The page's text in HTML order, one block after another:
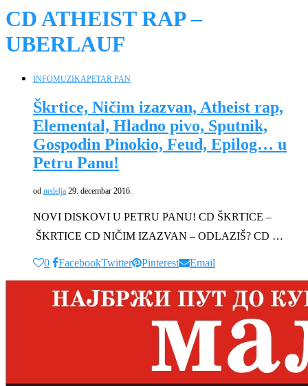
CD ATHEIST RAP –
UBERLAUF
INFOMUZIKAPETAR PAN
Škrtice, Ničim izazvan, Atheist rap,
Elemental, Hladno pivo, Sputnik,
Gospodin Pinokio, Feud, Epilog… u
Petru Panu!
od nedelja 29. decembar 2016.
NOVI DISKOVI U PETRU PANU! CD ŠKRTICE –
ŠKRTICE CD NIČIM IZAZVAN – ODLAZIŠ? CD …
0 FacebookTwitter Pinterest Email